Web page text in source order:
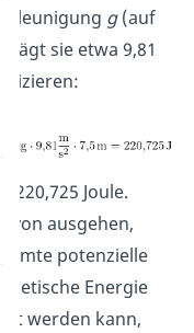
g(auf
sie etwa 9,81
220,725 Joule.
ausgehen,
potenzielle
Energie
werden kann,